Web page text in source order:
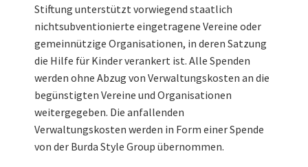
Stiftung unterstützt vorwiegend staatlich
nichtsubventionierte eingetragene Vereine oder
gemeinnützige Organisationen, in deren Satzung
die Hilfe für Kinder verankert ist. Alle Spenden
werden ohne Abzug von Verwaltungskosten an die
begünstigten Vereine und Organisationen
weitergegeben. Die anfallenden
Verwaltungskosten werden in Form einer Spende
von der Burda Style Group übernommen.